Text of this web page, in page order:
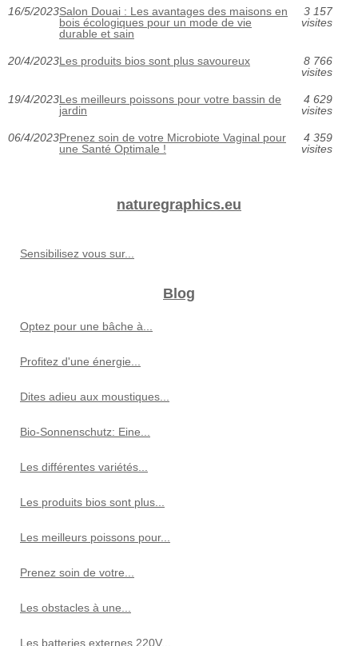
16/5/2023Salon Douai : Les avantages des maisons en
bois écologiques pour un mode de vie
durable et sain
3 157
visites
20/4/2023Les produits bios sont plus savoureux
8 766
visites
19/4/2023Les meilleurs poissons pour votre bassin de
jardin
4 629
visites
06/4/2023Prenez soin de votre Microbiote Vaginal pour
une Santé Optimale !
4 359
visites
naturegraphics.eu
Sensibilisez vous sur...
Blog
Optez pour une bâche à...
Profitez d'une énergie...
Dites adieu aux moustiques...
Bio-Sonnenschutz: Eine...
Les différentes variétés...
Les produits bios sont plus...
Les meilleurs poissons pour...
Prenez soin de votre...
Les obstacles à une...
Les batteries externes 220V...